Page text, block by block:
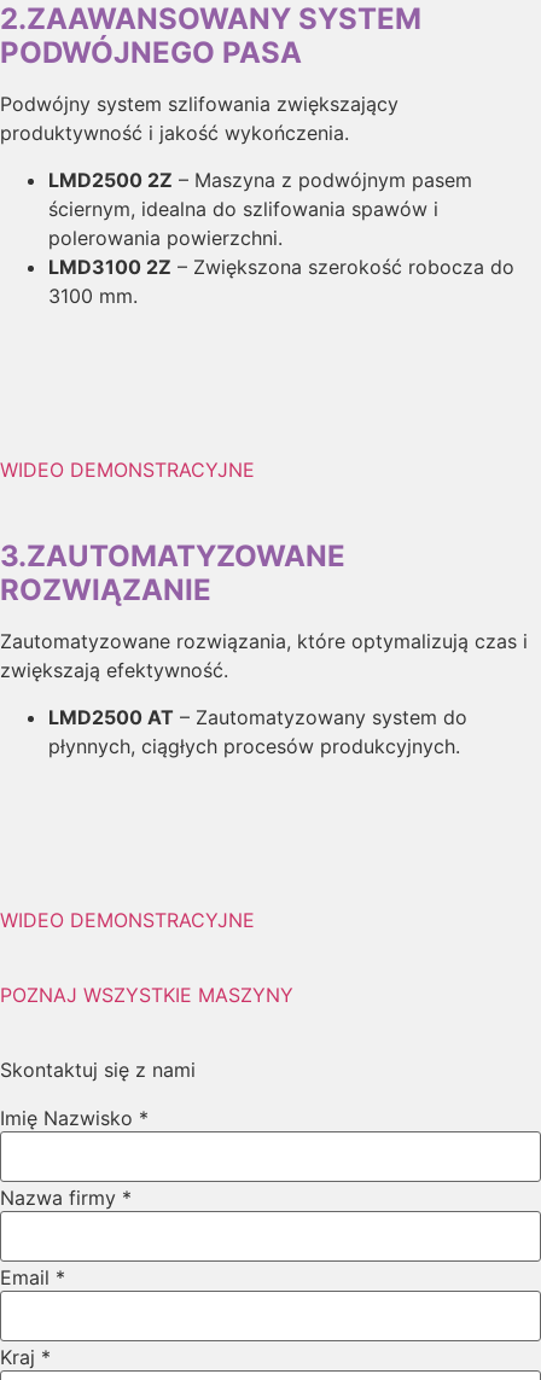
2.ZAAWANSOWANY SYSTEM
PODWÓJNEGO PASA
Podwójny system szlifowania zwiększający
produktywność i jakość wykończenia.
LMD2500 2Z – Maszyna z podwójnym pasem
ściernym, idealna do szlifowania spawów i
polerowania powierzchni.
LMD3100 2Z – Zwiększona szerokość robocza do
3100 mm.
WIDEO DEMONSTRACYJNE
3.ZAUTOMATYZOWANE
ROZWIĄZANIE
Zautomatyzowane rozwiązania, które optymalizują czas i
zwiększają efektywność.
LMD2500 AT – Zautomatyzowany system do
płynnych, ciągłych procesów produkcyjnych.
WIDEO DEMONSTRACYJNE
POZNAJ WSZYSTKIE MASZYNY
Skontaktuj się z nami
Imię Nazwisko *
Imię
Layout
Nazwa firmy *
Email *
Kraj *